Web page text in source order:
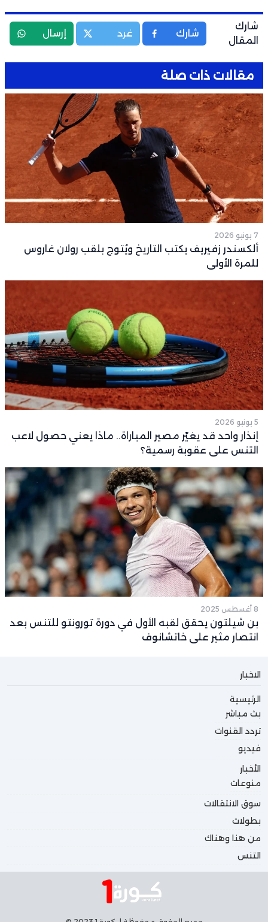
شارك
المقال
شارك غرد إرسال
مقالات ذات صلة
7 يونيو 2026
ألكسندر زفيريف يكتب التاريخ ويُتوج بلقب رولان غاروس
للمرة الأولى
5 يونيو 2026
إنذار واحد قد يغيّر مصير المباراة.. ماذا يعني حصول لاعب
التنس على عقوبة رسمية؟
8 أغسطس 2025
بن شيلتون يحقق لقبه الأول في دورة تورونتو للتنس بعد
انتصار مثير على خاتشانوف
الاخبار
الرئيسية
بث مباشر
تردد القنوات
فيديو
الأخبار
منوعات
سوق الانتقالات
بطولات
من هنا وهناك
التنس